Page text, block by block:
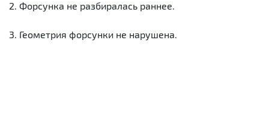
2. Форсунка не разбиралась раннее.
3. Геометрия форсунки не нарушена.